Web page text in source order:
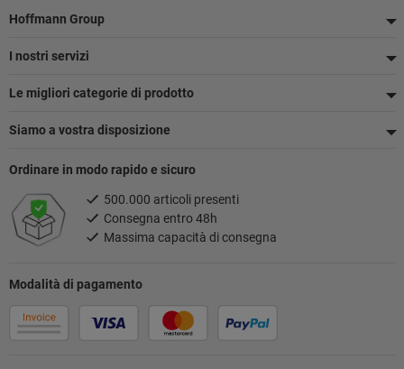
Piè
di
pagina
Hoffmann Group
I nostri servizi
Le migliori categorie di prodotto
Siamo a vostra disposizione
Modalità di pagamento
Ordinare in modo rapido e sicuro
500.000 articoli presenti
Consegna entro 48h
Massima capacità di consegna